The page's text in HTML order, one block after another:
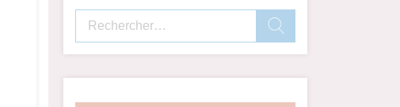
Rechercher :